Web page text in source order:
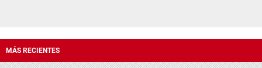
MÁS RECIENTES